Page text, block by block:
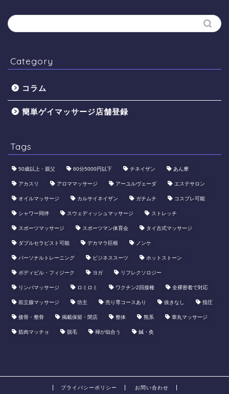
Category
コラム
簡単ゲイマッサージ店舗登録
Tags
50歳以上・親父 60分5000円以下 ​チネイザン あん摩
アカスリ アロママッサージ アーユルヴェーダ エステサロン
オイルマッサージ カルサイネイザン ガチムチ コスプレ可能
シャワー同伴 スウェディッシュマッサージ ストレッチ
スポーツマッサージ スポーツマン体育会 タイ古式マッサージ
ダブルセラピスト可能 デカマラ巨根 ノンケ
パーソナルトレーニング ビジネススーツ ホットストーン
ボディビル・フィジーク ヨガ リフレクソロジー
リンパマッサージ ロミロミ ワクチン2回接種 全裸密着で対応
前立腺マッサージ 坊主 売り専コースあり 抜きなし 指圧
接骨・整骨 掲載保留・閉店 整体 熊系 睾丸マッサージ
筋肉マッチョ 脱毛 褌が似合う 鍼・灸
プライバシーポリシー お問い合わせ